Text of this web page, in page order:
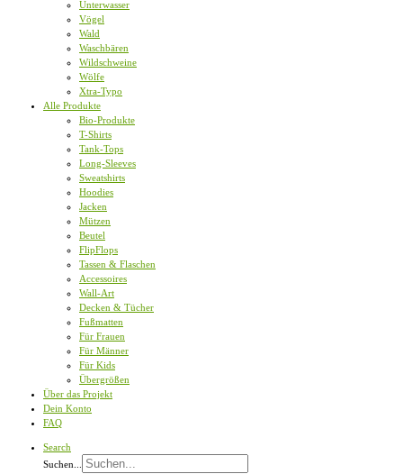
Unterwasser
Vögel
Wald
Waschbären
Wildschweine
Wölfe
Xtra-Typo
Alle Produkte
Bio-Produkte
T-Shirts
Tank-Tops
Long-Sleeves
Sweatshirts
Hoodies
Jacken
Mützen
Beutel
FlipFlops
Tassen & Flaschen
Accessoires
Wall-Art
Decken & Tücher
Fußmatten
Für Frauen
Für Männer
Für Kids
Übergrößen
Über das Projekt
Dein Konto
FAQ
Search
Suchen...